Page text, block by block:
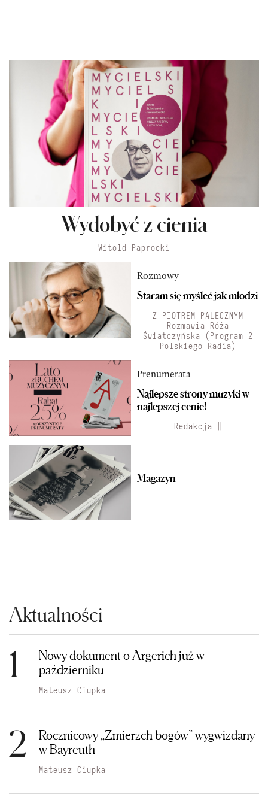
Wydobyć z cienia
Witold Paprocki
Rozmowy
Staram się myśleć jak młodzi
Z PIOTREM PALECZNYM
Rozmawia Róża
Światczyńska (Program 2
Polskiego Radia)
Prenumerata
Najlepsze strony muzyki w
najlepszej cenie!
Redakcja #
Magazyn
Aktualności
1
Nowy dokument o Argerich już w
październiku
Mateusz Ciupka
2
Rocznicowy „Zmierzch bogów” wygwizdany
w Bayreuth
Mateusz Ciupka